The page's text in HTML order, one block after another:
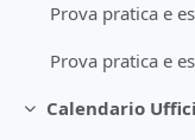
Minimizza
Calendario